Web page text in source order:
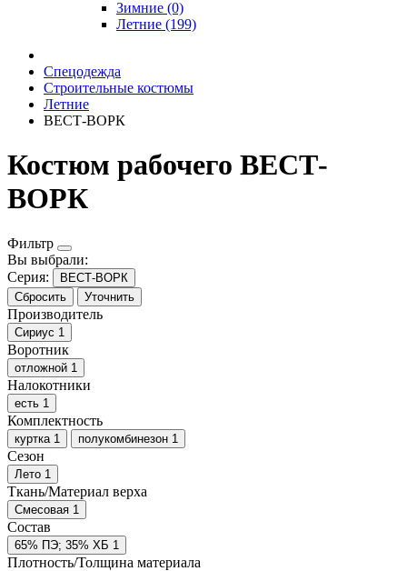
Зимние (0)
Летние (199)
Спецодежда
Строительные костюмы
Летние
ВЕСТ-ВОРК
Костюм рабочего ВЕСТ-
ВОРК
Фильтр
Вы выбрали:
Серия:
ВЕСТ-ВОРК
Сбросить
Уточнить
Производитель
Сириус 1
Воротник
отложной 1
Налокотники
есть 1
Комплектность
куртка 1 полукомбинезон 1
Сезон
Лето 1
Ткань/Материал верха
Смесовая 1
Состав
65% ПЭ; 35% ХБ 1
Плотность/Толщина материала